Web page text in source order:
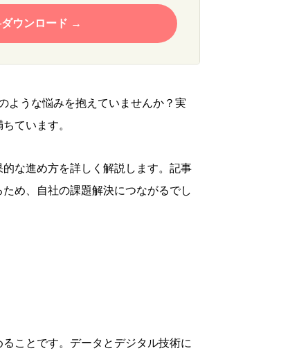
ウンロード
ような悩みを抱えていませんか？実
ています。
な進め方を詳しく解説します。記事
め、自社の課題解決につながるでし
ことです。データとデジタル技術に